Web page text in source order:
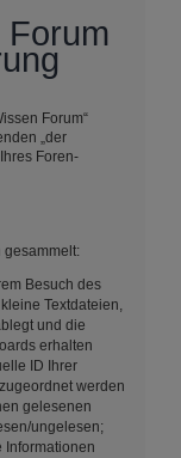
Forum“
„der
Foren-
gesammelt:
Besuch des
Textdateien,
und die
erhalten
ID Ihrer
werden
gelesenen
ungelesen;
Informationen